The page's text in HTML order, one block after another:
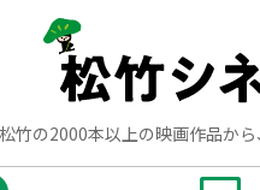
松竹の2000本以上の映画作品か